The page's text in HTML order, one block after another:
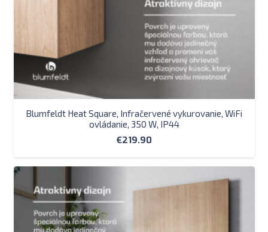
Blumfeldt Heat Square, Infračervené vykurovanie, WiFi
ovládanie, 350 W, IP44
€219.90